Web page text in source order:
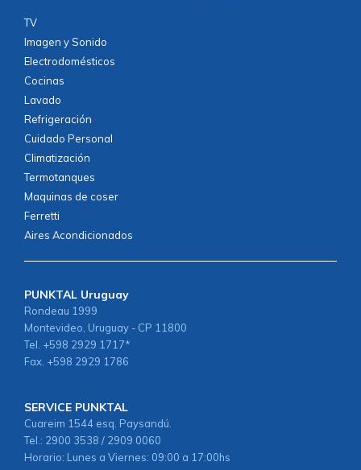
TV
Imagen y Sonido
Electrodomésticos
Cocinas
Lavado
Refrigeración
Cuidado Personal
Climatización
Termotanques
Maquinas de coser
Ferretti
Aires Acondicionados
PUNKTAL Uruguay
Rondeau 1999
Montevideo, Uruguay - CP 11800
Tel. +598 2929 1717*
Fax. +598 2929 1786
SERVICE PUNKTAL
Cuareim 1544 esq. Paysandú.
Tel.: 2900 3538 / 2909 0060
Horario: Lunes a Viernes: 09:00 a 17:00hs